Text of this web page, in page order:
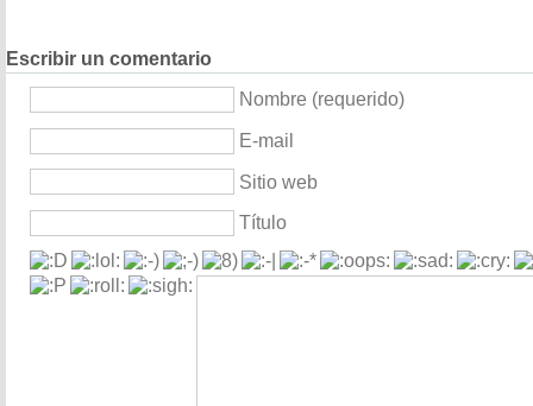
Escribir un comentario
Nombre (requerido)
E-mail
Sitio web
Título